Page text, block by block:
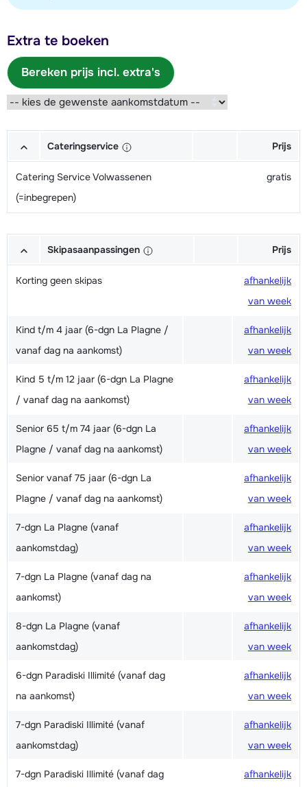
Extra te boeken
Bereken prijs incl. extra's
Cateringservice Prijs
Catering Service Volwassenen
(=inbegrepen)
gratis
Skipasaanpassingen Prijs
Korting geen skipas
afhankelijk
van week
Kind t/m 4 jaar (6-dgn La Plagne /
vanaf dag na aankomst)
afhankelijk
van week
Kind 5 t/m 12 jaar (6-dgn La Plagne
/ vanaf dag na aankomst)
afhankelijk
van week
Senior 65 t/m 74 jaar (6-dgn La
Plagne / vanaf dag na aankomst)
afhankelijk
van week
Senior vanaf 75 jaar (6-dgn La
Plagne / vanaf dag na aankomst)
afhankelijk
van week
7-dgn La Plagne (vanaf
aankomstdag)
afhankelijk
van week
7-dgn La Plagne (vanaf dag na
aankomst)
afhankelijk
van week
8-dgn La Plagne (vanaf
aankomstdag)
afhankelijk
van week
6-dgn Paradiski Illimité (vanaf dag
na aankomst)
afhankelijk
van week
7-dgn Paradiski Illimité (vanaf
aankomstdag)
afhankelijk
van week
7-dgn Paradiski Illimité (vanaf dag afhankelijk